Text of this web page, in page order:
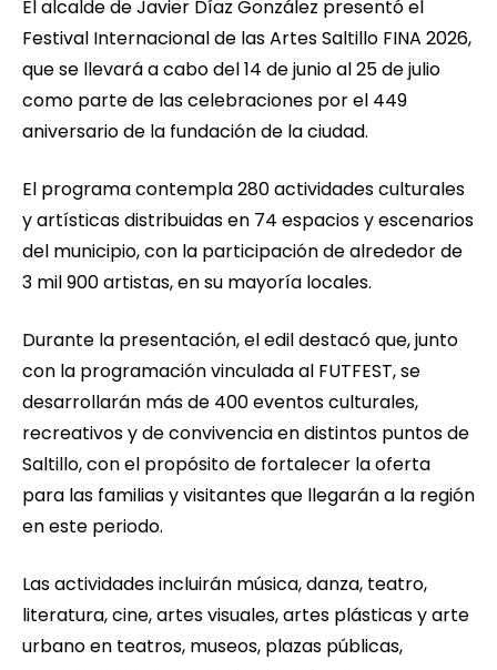
El alcalde de Javier Díaz González presentó el
Festival Internacional de las Artes Saltillo FINA 2026,
que se llevará a cabo del 14 de junio al 25 de julio
como parte de las celebraciones por el 449
aniversario de la fundación de la ciudad.
El programa contempla 280 actividades culturales
y artísticas distribuidas en 74 espacios y escenarios
del municipio, con la participación de alrededor de
3 mil 900 artistas, en su mayoría locales.
Durante la presentación, el edil destacó que, junto
con la programación vinculada al FUTFEST, se
desarrollarán más de 400 eventos culturales,
recreativos y de convivencia en distintos puntos de
Saltillo, con el propósito de fortalecer la oferta
para las familias y visitantes que llegarán a la región
en este periodo.
Las actividades incluirán música, danza, teatro,
literatura, cine, artes visuales, artes plásticas y arte
urbano en teatros, museos, plazas públicas,